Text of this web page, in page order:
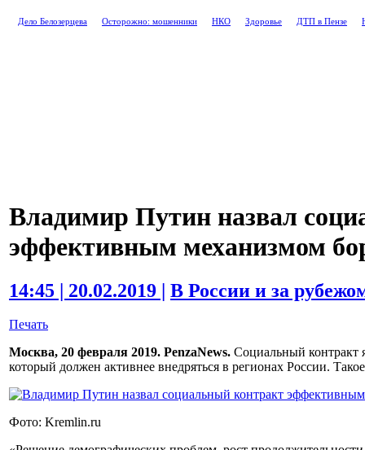
Дело Белозерцева Осторожно: мошенники НКО Здоровье ДТП в Пензе
Владимир Путин назвал
эффективным механизмом
14:45 | 20.02.2019 | В России и за
Печать
Москва, 20 февраля 2019. PenzaNews. Социальный контракт
который должен активнее внедряться в регионах России.
Фото: Kremlin.ru